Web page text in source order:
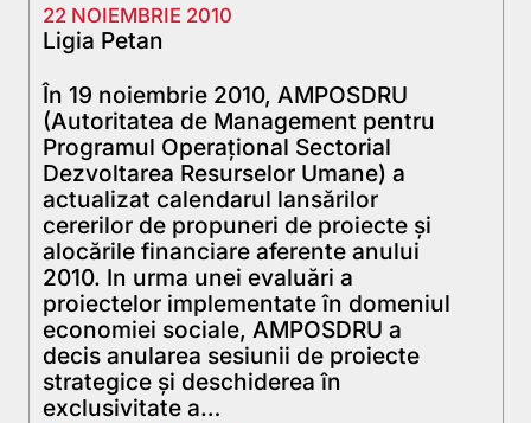
22 NOIEMBRIE 2010
Ligia Petan
În 19 noiembrie 2010, AMPOSDRU
(Autoritatea de Management pentru
Programul Operaţional Sectorial
Dezvoltarea Resurselor Umane) a
actualizat calendarul lansărilor
cererilor de propuneri de proiecte şi
alocările financiare aferente anului
2010. In urma unei evaluări a
proiectelor implementate în domeniul
economiei sociale, AMPOSDRU a
decis anularea sesiunii de proiecte
strategice și deschiderea în
exclusivitate a…